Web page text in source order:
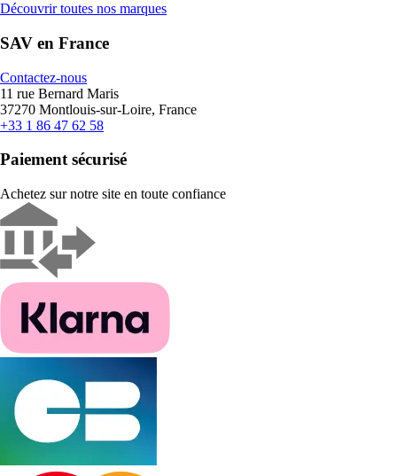
Découvrir toutes nos marques
SAV en France
Contactez-nous
11 rue Bernard Maris
37270 Montlouis-sur-Loire, France
+33 1 86 47 62 58
Paiement sécurisé
Achetez sur notre site en toute confiance